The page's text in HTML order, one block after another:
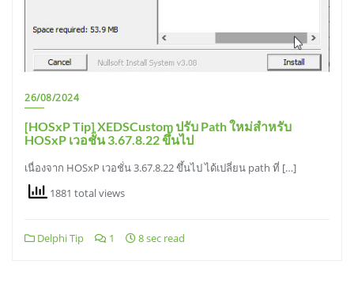
26/08/2024
[HOSxP Tip] XEDSCustom ปรับ Path ใหม่สำหรับ
HOSxP เวอชั่น 3.67.8.22 ขึ้นไป
เนื่องจาก HOSxP เวอชั่น 3.67.8.22 ขึ้นไป ได้เปลี่ยน path ที่ […]
1881 total views
Delphi Tip 1 8 sec read